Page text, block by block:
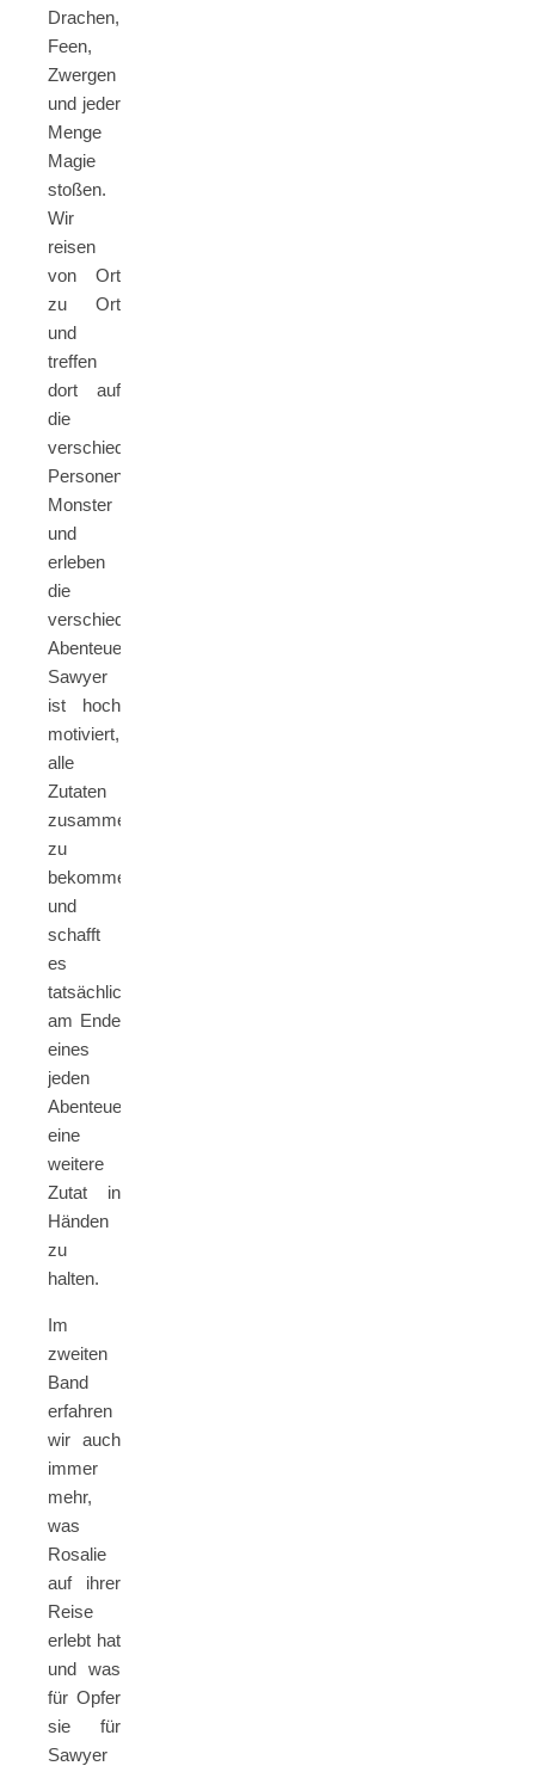
Drachen,
Feen,
Zwergen
und jeder
Menge
Magie
stoßen.
Wir
reisen
von Ort
zu Ort
und
treffen
dort auf
die
verschiedensten
Personen,
Monster
und
erleben
die
verschiedensten
Abenteuer.
Sawyer
ist hoch
motiviert,
alle
Zutaten
zusammen
zu
bekommen
und
schafft
es
tatsächlich,
am Ende
eines
jeden
Abenteuers
eine
weitere
Zutat in
Händen
zu
halten.
Im
zweiten
Band
erfahren
wir auch
immer
mehr,
was
Rosalie
auf ihrer
Reise
erlebt hat
und was
für Opfer
sie für
Sawyer